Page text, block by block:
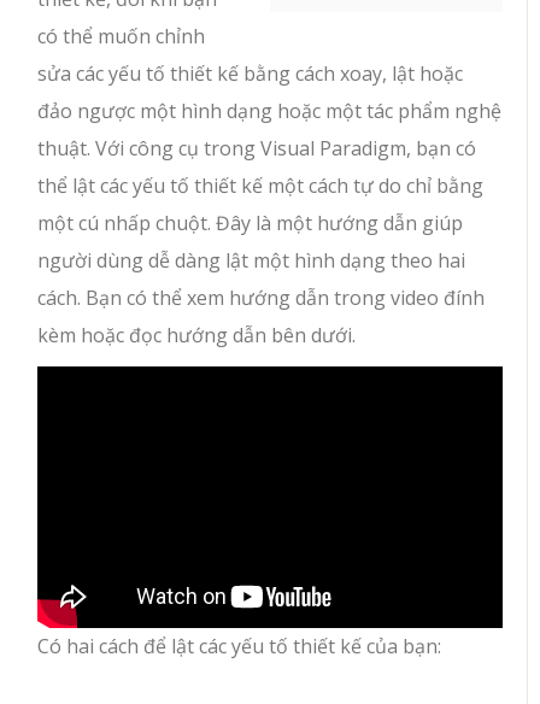
có thể muốn chỉnh
sửa các yếu tố thiết kế bằng cách xoay, lật hoặc
đảo ngược một hình dạng hoặc một tác phẩm nghệ
thuật. Với công cụ trong Visual Paradigm, bạn có
thể lật các yếu tố thiết kế một cách tự do chỉ bằng
một cú nhấp chuột. Đây là một hướng dẫn giúp
người dùng dễ dàng lật một hình dạng theo hai
cách. Bạn có thể xem hướng dẫn trong video đính
kèm hoặc đọc hướng dẫn bên dưới.
Có hai cách để lật các yếu tố thiết kế của bạn: